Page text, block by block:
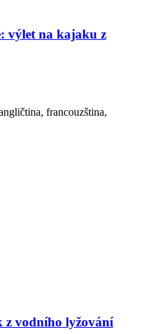
výlet na kajaku z
francouzština,
z vodního lyžování